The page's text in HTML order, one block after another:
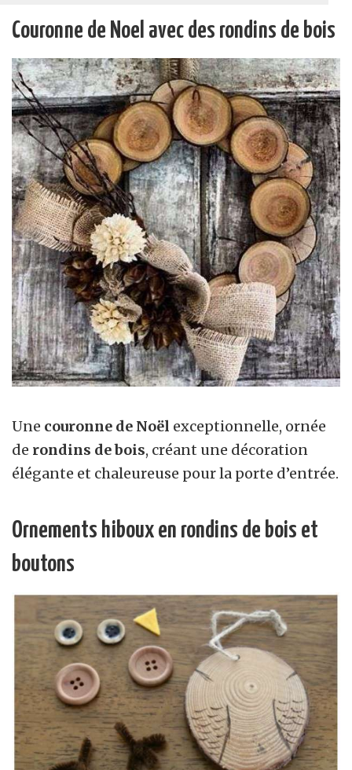
Couronne de Noel avec des rondins de bois
Une couronne de Noël exceptionnelle, ornée
de rondins de bois, créant une décoration
élégante et chaleureuse pour la porte d’entrée.
Ornements hiboux en rondins de bois et
boutons